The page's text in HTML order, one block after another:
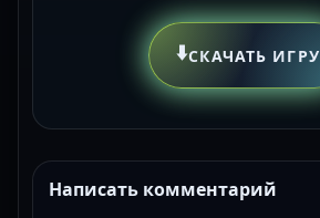
⬇️СКАЧАТЬ ИГРУ
Написать комментарий